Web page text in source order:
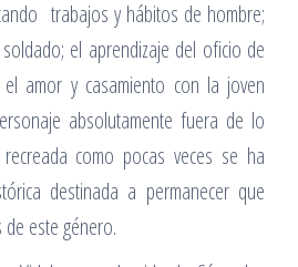
trabajos y hábitos de hombre;
el aprendizaje del oficio de
amor y casamiento con la joven
absolutamente fuera de lo
como pocas veces se ha
destinada a permanecer que
este género.